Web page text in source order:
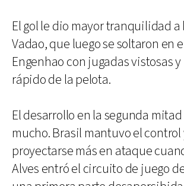
El gol le dio mayor tranquilidad a
Vadao, que luego se soltaron en
Engenhao con jugadas vistosas
rápido de la pelota.
El desarrollo en la segunda
mucho. Brasil mantuvo el control
proyectarse más en ataque
Alves entró el circuito de juego